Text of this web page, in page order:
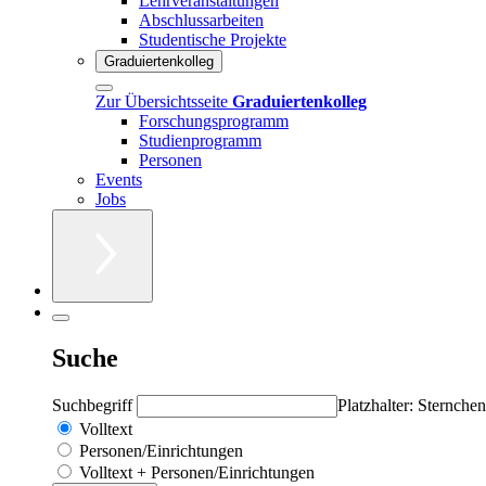
Abschlussarbeiten
Studentische Projekte
Graduiertenkolleg
Zur Übersichtsseite Graduiertenkolleg
Forschungsprogramm
Studienprogramm
Personen
Events
Jobs
Suche
Suchbegriff
Platzhalter:
Volltext
Personen/Einrichtungen
Volltext + Personen/Einrichtungen